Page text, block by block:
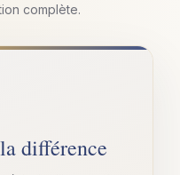
complète.
différence